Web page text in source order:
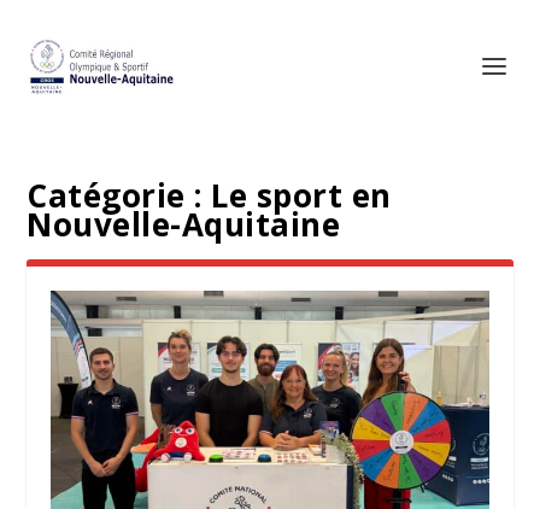
Catégorie : Le sport en
Nouvelle-Aquitaine